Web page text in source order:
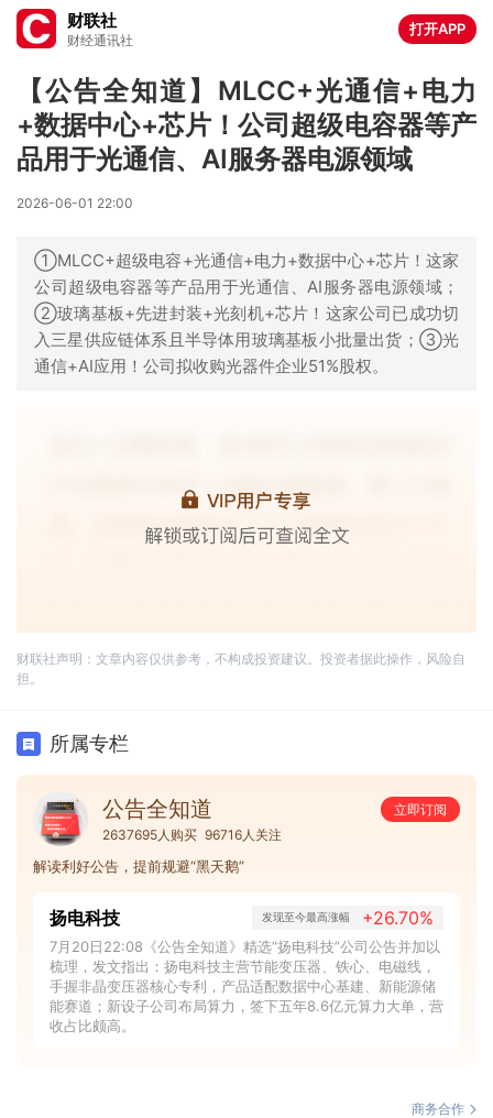
财联社
财经通讯社
打开APP
【公告全知道】MLCC+光通信+电力
+数据中心+芯片！公司超级电容器等产
品用于光通信、AI服务器电源领域
2026-06-01 22:00
①MLCC+超级电容+光通信+电力+数据中心+芯片！这家
公司超级电容器等产品用于光通信、AI服务器电源领域；
②玻璃基板+先进封装+光刻机+芯片！这家公司已成功切
入三星供应链体系且半导体用玻璃基板小批量出货；③光
通信+AI应用！公司拟收购光器件企业51%股权。
财联社声明：文章内容仅供参考，不构成投资建议。投资者据此操作，风险自
担。
所属专栏
公告全知道
立即订阅
2637695人购买 96716人关注
解读利好公告，提前规避“黑天鹅”
扬电科技 发现至今最高涨幅 +26.70%
7月20日22:08《公告全知道》精选“扬电科技”公司公告并加以
梳理，发文指出：扬电科技主营节能变压器、铁心、电磁线，
手握非晶变压器核心专利，产品适配数据中心基建、新能源储
能赛道；新设子公司布局算力，签下五年8.6亿元算力大单，营
收占比颇高。
商务合作